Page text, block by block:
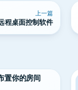
上一篇
程桌面控制软件
置你的房间